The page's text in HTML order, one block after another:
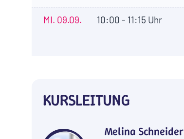
MI. 09.09. 10:00 - 11:15 Uhr
KURSLEITUNG
Melina Schneider